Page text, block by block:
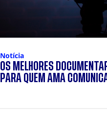
Notícia
OS MELHORES
PARA QUEM AMA